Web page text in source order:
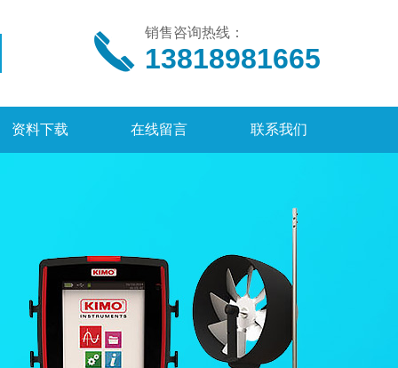
销售咨询热线：
13818981665
资料下载 在线留言 联系我们